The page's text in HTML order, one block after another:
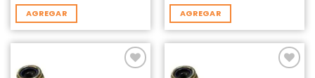
AGREGAR AGREGAR